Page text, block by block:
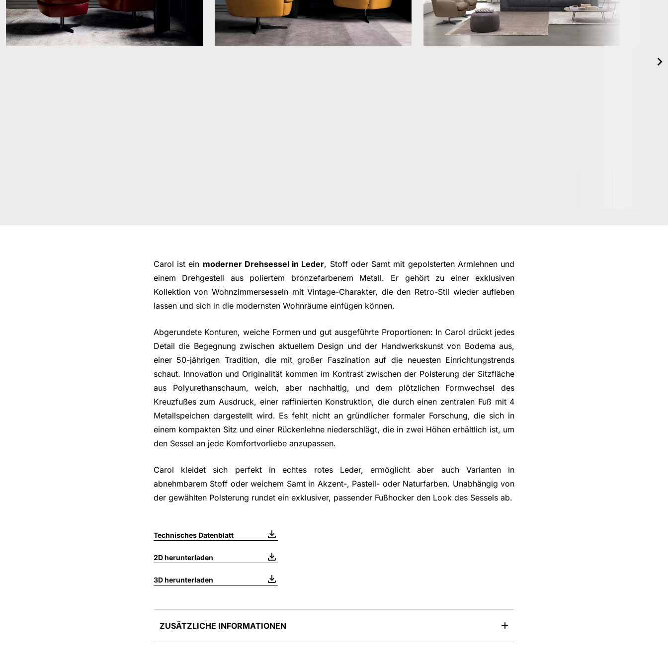
Carol ist ein moderner Drehsessel in Leder, Stoff oder Samt mit gepolsterten Armlehnen und
einem Drehgestell aus poliertem bronzefarbenem Metall. Er gehört zu einer exklusiven
Kollektion von Wohnzimmersesseln mit Vintage-Charakter, die den Retro-Stil wieder aufleben
lassen und sich in die modernsten Wohnräume einfügen können.
Abgerundete Konturen, weiche Formen und gut ausgeführte Proportionen: In Carol drückt jedes
Detail die Begegnung zwischen aktuellem Design und der Handwerkskunst von Bodema aus,
einer 50-jährigen Tradition, die mit großer Faszination auf die neuesten Einrichtungstrends
schaut. Innovation und Originalität kommen im Kontrast zwischen der Polsterung der Sitzfläche
aus Polyurethanschaum, weich, aber nachhaltig, und dem plötzlichen Formwechsel des
Kreuzfußes zum Ausdruck, einer raffinierten Konstruktion, die durch einen zentralen Fuß mit 4
Metallspeichen dargestellt wird. Es fehlt nicht an gründlicher formaler Forschung, die sich in
einem kompakten Sitz und einer Rückenlehne niederschlägt, die in zwei Höhen erhältlich ist, um
den Sessel an jede Komfortvorliebe anzupassen.
Carol kleidet sich perfekt in echtes rotes Leder, ermöglicht aber auch Varianten in
abnehmbarem Stoff oder weichem Samt in Akzent-, Pastell- oder Naturfarben. Unabhängig von
der gewählten Polsterung rundet ein exklusiver, passender Fußhocker den Look des Sessels ab.
Technisches Datenblatt
2D herunterladen
3D herunterladen
ZUSÄTZLICHE INFORMATIONEN